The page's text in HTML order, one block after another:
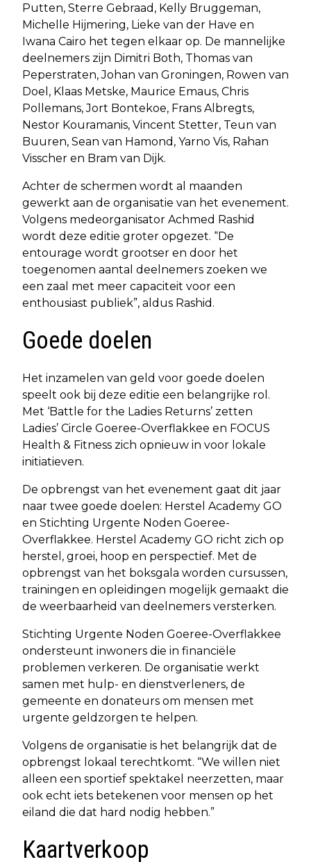
Putten, Sterre Gebraad, Kelly Bruggeman,
Michelle Hijmering, Lieke van der Have en
Iwana Cairo het tegen elkaar op. De mannelijke
deelnemers zijn Dimitri Both, Thomas van
Peperstraten, Johan van Groningen, Rowen van
Doel, Klaas Metske, Maurice Emaus, Chris
Pollemans, Jort Bontekoe, Frans Albregts,
Nestor Kouramanis, Vincent Stetter, Teun van
Buuren, Sean van Hamond, Yarno Vis, Rahan
Visscher en Bram van Dijk.
Achter de schermen wordt al maanden
gewerkt aan de organisatie van het evenement.
Volgens medeorganisator Achmed Rashid
wordt deze editie groter opgezet. “De
entourage wordt grootser en door het
toegenomen aantal deelnemers zoeken we
een zaal met meer capaciteit voor een
enthousiast publiek”, aldus Rashid.
Goede doelen
Het inzamelen van geld voor goede doelen
speelt ook bij deze editie een belangrijke rol.
Met ‘Battle for the Ladies Returns’ zetten
Ladies’ Circle Goeree-Overflakkee en FOCUS
Health & Fitness zich opnieuw in voor lokale
initiatieven.
De opbrengst van het evenement gaat dit jaar
naar twee goede doelen: Herstel Academy GO
en Stichting Urgente Noden Goeree-
Overflakkee. Herstel Academy GO richt zich op
herstel, groei, hoop en perspectief. Met de
opbrengst van het boksgala worden cursussen,
trainingen en opleidingen mogelijk gemaakt die
de weerbaarheid van deelnemers versterken.
Stichting Urgente Noden Goeree-Overflakkee
ondersteunt inwoners die in financiële
problemen verkeren. De organisatie werkt
samen met hulp- en dienstverleners, de
gemeente en donateurs om mensen met
urgente geldzorgen te helpen.
Volgens de organisatie is het belangrijk dat de
opbrengst lokaal terechtkomt. “We willen niet
alleen een sportief spektakel neerzetten, maar
ook echt iets betekenen voor mensen op het
eiland die dat hard nodig hebben.”
Kaartverkoop